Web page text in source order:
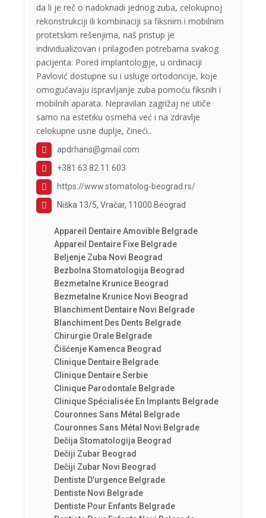
da li je reč o nadoknadi jednog zuba, celokupnoj
rekonstrukciji ili kombinaciji sa fiksnim i mobilnim
protetskim rešenjima, naš pristup je
individualizovan i prilagođen potrebama svakog
pacijenta. Pored implantologije, u ordinaciji
Pavlović dostupne su i usluge ortodoncije, koje
omogućavaju ispravljanje zuba pomoću fiksnih i
mobilnih aparata. Nepravilan zagrižaj ne utiče
samo na estetiku osmeha već i na zdravlje
celokupne usne duplje, čineći..
apdrhans@gmail.com
+381 63 82 11 603
https://www.stomatolog-beograd.rs/
Niška 13/5, Vračar, 11000 Beograd
Appareil Dentaire Amovible Belgrade
Appareil Dentaire Fixe Belgrade
Beljenje Zuba Novi Beograd
Bezbolna Stomatologija Beograd
Bezmetalne Krunice Beograd
Bezmetalne Krunice Novi Beograd
Blanchiment Dentaire Novi Belgrade
Blanchiment Des Dents Belgrade
Chirurgie Orale Belgrade
Čišćenje Kamenca Beograd
Clinique Dentaire Belgrade
Clinique Dentaire Serbie
Clinique Parodontale Belgrade
Clinique Spécialisée En Implants Belgrade
Couronnes Sans Métal Belgrade
Couronnes Sans Métal Novi Belgrade
Dečija Stomatologija Beograd
Dečiji Zubar Beograd
Dečiji Zubar Novi Beograd
Dentiste D’urgence Belgrade
Dentiste Novi Belgrade
Dentiste Pour Enfants Belgrade